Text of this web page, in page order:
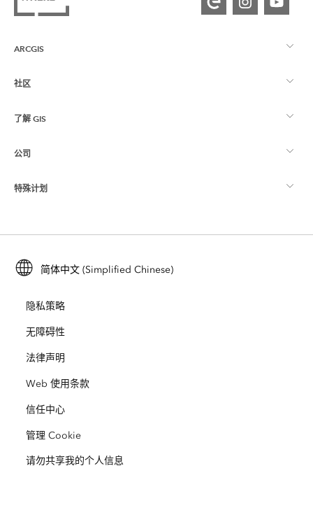
ARCGIS
ArcGIS 概览
制图
Esri Store
社区
Esri 社区
ArcGIS 博客
Esri 年轻专家关系网
了解 GIS
什么是 GIS？
位置智能
培训
ArcUser
ArcNews
ArcWatch
Esri 视频
公司
关于 Esri
招贤纳士
开放视野
业务行为准则
网站地图
特殊计划
ArcGIS for Student Use
保护
教育
种族平等
简体中文 (Simplified Chinese)
隐私策略
无障碍性
法律声明
Web 使用条款
信任中心
管理 Cookie
请勿共享我的个人信息